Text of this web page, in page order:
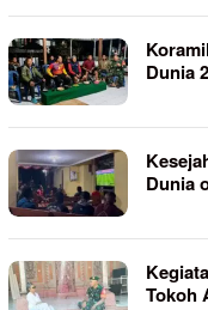
Dunia
Dunia
Tokoh